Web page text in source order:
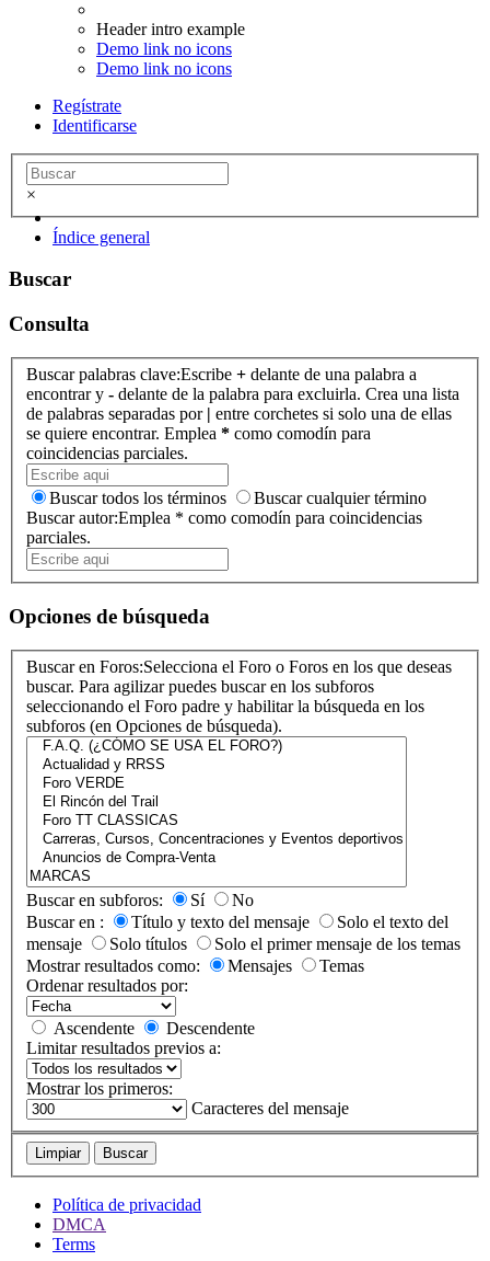
Header intro example
Demo link no icons
Demo link no icons
Regístrate
Identificarse
×
Índice general
Buscar
Consulta
Buscar palabras clave:Escribe + delante de una palabra a
encontrar y - delante de la palabra para excluirla. Crea una lista
de palabras separadas por | entre corchetes si solo una de ellas
se quiere encontrar. Emplea * como comodín para
coincidencias parciales.
Buscar todos los términos
Buscar cualquier término
Buscar autor:Emplea * como comodín para coincidencias
parciales.
Opciones de búsqueda
Buscar en Foros:Selecciona el Foro o Foros en los que deseas
buscar. Para agilizar puedes buscar en los subforos
seleccionando el Foro padre y habilitar la búsqueda en los
subforos (en Opciones de búsqueda).
Buscar en subforos: Sí
No
Buscar en :
Título y texto del mensaje
Solo el texto del
mensaje
Solo títulos
Solo el primer mensaje de los temas
Mostrar resultados como:
Mensajes
Temas
Ordenar resultados por:
Ascendente
Descendente
Limitar resultados previos a:
Mostrar los primeros:
Caracteres del mensaje
Limpiar Buscar
Política de privacidad
DMCA
Terms